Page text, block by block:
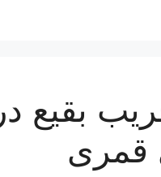
بقیع